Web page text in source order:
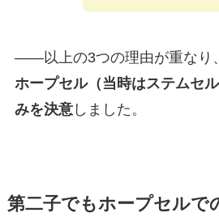
――以上の3つの理由が重なり、
ホープセル（当時はステムセ
みを決意しました。
第二子でもホープセルで